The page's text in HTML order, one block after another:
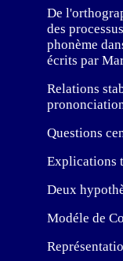
De
des
phonème
écrits par
Relations
Questions
Explications
Deux
Modéle de